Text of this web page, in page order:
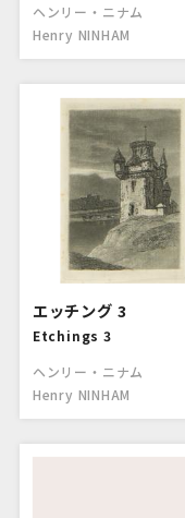
ヘンリー・ニナム
Henry NINHAM
エッチング 3
Etchings 3
ヘンリー・ニナム
Henry NINHAM